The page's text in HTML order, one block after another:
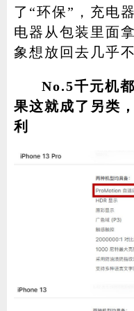
了“环保”，充电
电器从包装里面
象想放回去几乎
No.5千元机
果这就成了另类
利